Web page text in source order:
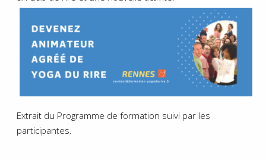
Extrait du Programme de formation suivi par les
participantes.